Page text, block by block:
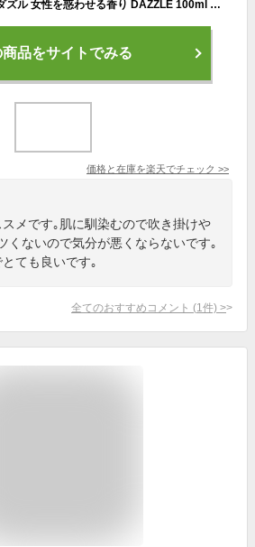
楽天1位獲得！サムライダズル 女性を惑わせる香り DAZZLE 100ml オードトワレ【送料無料】【EARTH】【サムライ メンズ香水 男性 モテ フェロモン】【人気 ブランド ギフト 誕生日 プレゼント】【ALAIN DELON アランドロン】【最大1000円offクーポン】
商品をサイトでみる
価格と在庫を楽天でチェック >>
メです｡肌に馴染むので吹き掛けや
くないので気分が悪くならないです｡
ても良いです｡
全てのおすすめコメント (1 件) >